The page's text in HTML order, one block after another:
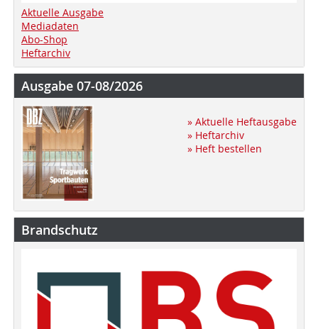
Aktuelle Ausgabe
Mediadaten
Abo-Shop
Heftarchiv
Ausgabe 07-08/2026
» Aktuelle Heftausgabe
» Heftarchiv
» Heft bestellen
Brandschutz